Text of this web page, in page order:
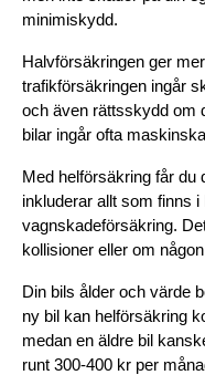
minimiskydd.
Halvförsäkringen ger
trafikförsäkringen ingår
och även rättsskydd om
bilar ingår ofta
Med helförsäkring får
inkluderar allt som finns
vagnskadeförsäkring.
kollisioner eller om
Din bils ålder och värde
ny bil kan helförsäkring
medan en äldre bil
runt 300-400 kr per